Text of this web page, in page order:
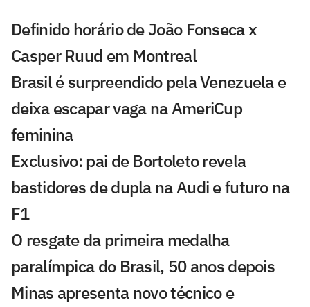
Definido horário de João Fonseca x
Casper Ruud em Montreal
Brasil é surpreendido pela Venezuela e
deixa escapar vaga na AmeriCup
feminina
Exclusivo: pai de Bortoleto revela
bastidores de dupla na Audi e futuro na
F1
O resgate da primeira medalha
paralímpica do Brasil, 50 anos depois
Minas apresenta novo técnico e